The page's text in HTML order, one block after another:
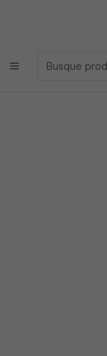
Envíos a la
compras antes
Envíos
WinCheck 1 –